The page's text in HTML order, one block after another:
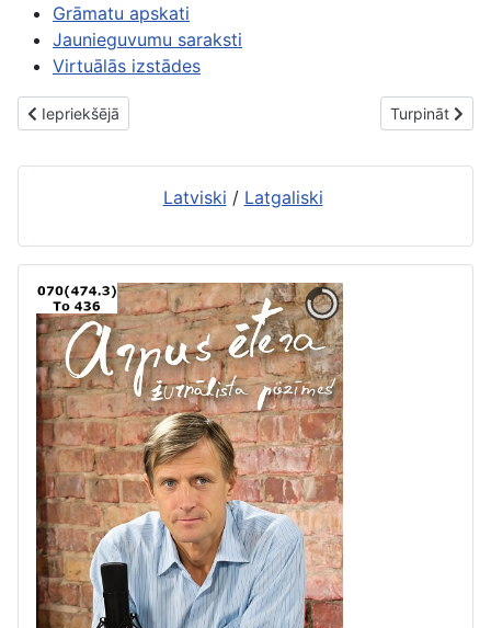
Grāmatu apskati
Jaunieguvumu saraksti
Virtuālās izstādes
Iepriekšējais raksts: Jaunās grāmatas. 1. aprīlis
Iepriekšējā Nākamais
Turpināt
Latviski / Latgaliski